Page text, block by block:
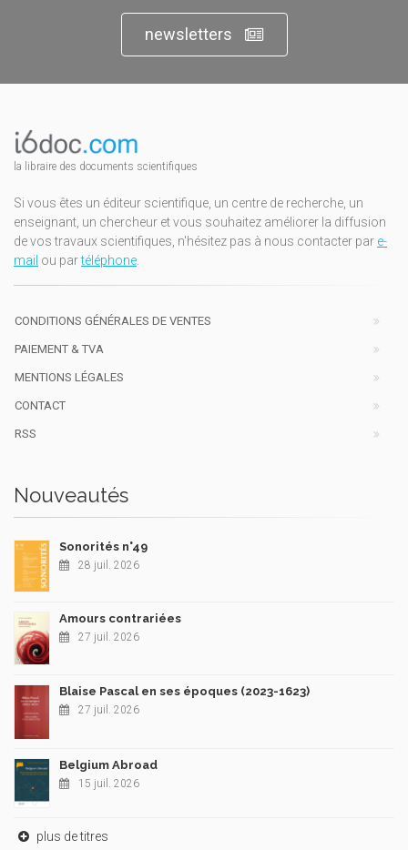
newsletters
la libraire des documents scientifiques
Si vous êtes un éditeur scientifique, un centre de recherche, un
enseignant, un chercheur et vous souhaitez améliorer la diffusion
de vos travaux scientifiques, n'hésitez pas à nous contacter par e-
mail ou partéléphone.
CONDITIONS GÉNÉRALES DE VENTES
PAIEMENT & TVA
MENTIONS LÉGALES
CONTACT
RSS
Nouveautés
Sonorités n°49
28 juil. 2026
Amours contrariées
27 juil. 2026
Blaise Pascal en ses époques (2023-1623)
27 juil. 2026
Belgium Abroad
15 juil. 2026
plus de titres